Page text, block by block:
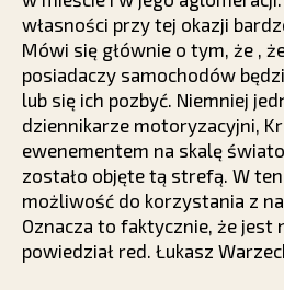
własności przy tej okazji
Mówi się głównie o tym, że ,
posiadaczy samochodów
lub się ich pozbyć. Niemniej
dziennikarze motoryzacyjni,
ewenementem na skalę
zostało objęte tą strefą. W
możliwość do korzystania z
Oznacza to faktycznie, że jest
powiedział red. Łukasz